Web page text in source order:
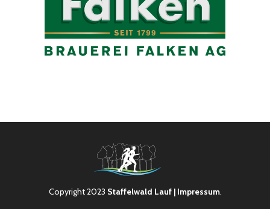
Copyright 2023 Staffelwald Lauf| Impressum.